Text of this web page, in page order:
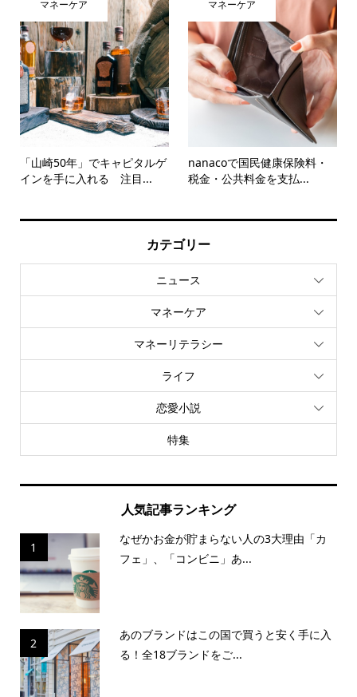
マネーケア
「山崎50年」でキャピタルゲ
インを手に入れる 注目...
マネーケア
nanacoで国民健康保険料・
税金・公共料金を支払...
カテゴリー
ニュース
マネーケア
マネーリテラシー
ライフ
恋愛小説
特集
人気記事ランキング
1
なぜかお金が貯まらない人の3大理由「カ
フェ」、「コンビニ」あ...
2
あのブランドはこの国で買うと安く手に入
る！全18ブランドをご...